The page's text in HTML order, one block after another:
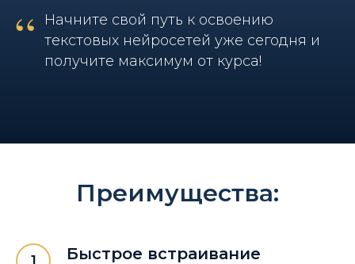
“
Начните свой путь к освоению
текстовых нейросетей уже сегодня и
получите максимум от курса!
Преимущества:
Быстрое встраивание